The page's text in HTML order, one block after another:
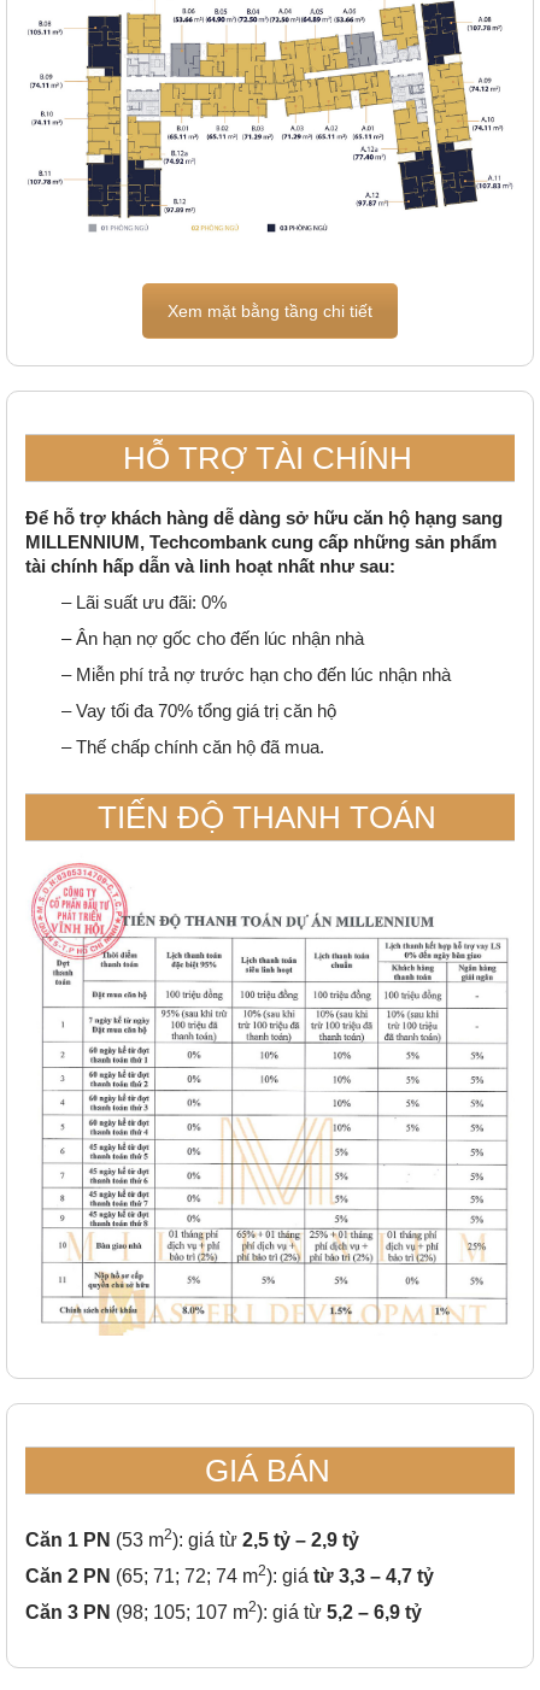
Xem mặt bằng tầng chi tiết
HỖ TRỢ TÀI CHÍNH
Để hỗ trợ khách hàng dễ dàng sở hữu căn hộ hạng sang
MILLENNIUM, Techcombank cung cấp những sản phẩm
tài chính hấp dẫn và linh hoạt nhất như sau:
– Lãi suất ưu đãi: 0%
– Ân hạn nợ gốc cho đến lúc nhận nhà
– Miễn phí trả nợ trước hạn cho đến lúc nhận nhà
– Vay tối đa 70% tổng giá trị căn hộ
– Thế chấp chính căn hộ đã mua.
TIẾN ĐỘ THANH TOÁN
GIÁ BÁN
Căn 1 PN (53 m2): giá từ 2,5 tỷ – 2,9 tỷ
Căn 2 PN (65; 71; 72; 74 m2): giá từ 3,3 – 4,7 tỷ
Căn 3 PN (98; 105; 107 m2): giá từ 5,2 – 6,9 tỷ